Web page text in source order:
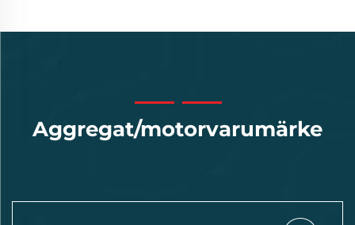
Aggregat/motorvarumärke